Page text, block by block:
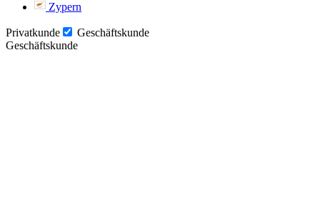
Zypern
Privatkunde
Geschäftskunde
Geschäftskunde